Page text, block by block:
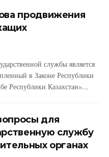
продвижения
службы является
в Законе Республики
Республики Казахстан»...
для
службу
органах